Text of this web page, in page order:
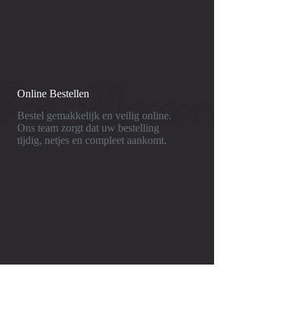
Online Bestellen
Bestel gemakkelijk en veilig online.
Ons team zorgt dat uw bestelling
tijdig, netjes en compleet aankomt.